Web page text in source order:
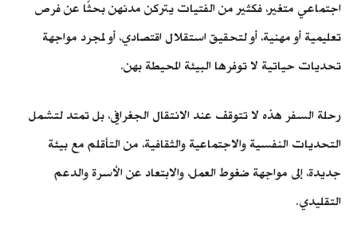
اجتماعي متغير، فكثير من الفتيات يتركن مدنهن بحثًا عن فرص
تعليمية أو مهنية، أو لتحقيق استقلال اقتصادي، أو لمجرد مواجهة
تحديات حياتية لا توفرها البيئة المحيطة بهن.
رحلة السفر هذه لا تتوقف عند الانتقال الجغرافي، بل تمتد لتشمل
التحديات النفسية والاجتماعية والثقافية، من التأقلم مع بيئة
جديدة، إلى مواجهة ضغوط العمل، والابتعاد عن الأسرة والدعم
التقليدي.